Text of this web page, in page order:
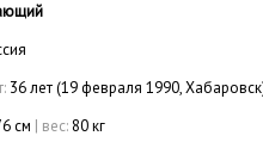
36 лет (19 февраля 1990,
см | вес: 80 кг